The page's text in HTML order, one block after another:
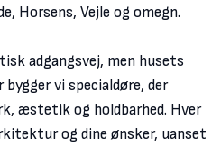
Horsens, Vejle og omegn.
adgangsvej, men husets
vi specialdøre, der
æstetik og holdbarhed. Hver
og dine ønsker, uanset